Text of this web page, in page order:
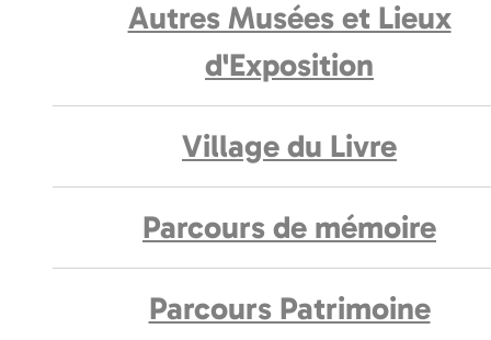
Autres Musées et Lieux
d'Exposition
Village du Livre
Parcours de mémoire
Parcours Patrimoine